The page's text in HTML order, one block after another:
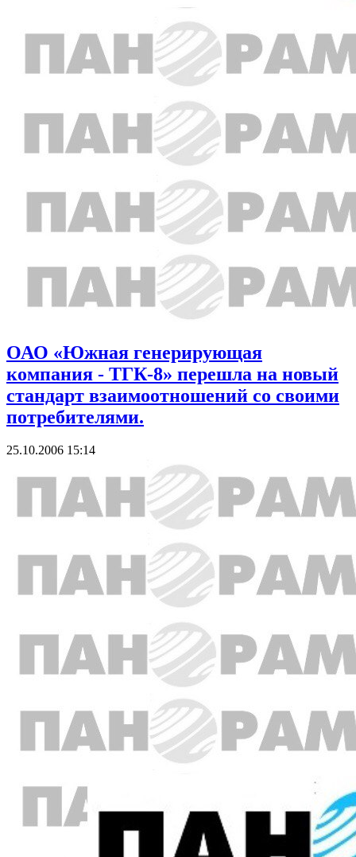
ОАО «Южная генерирующая
компания - ТГК-8» перешла на новый
стандарт взаимоотношений со своими
потребителями.
25.10.2006 15:14